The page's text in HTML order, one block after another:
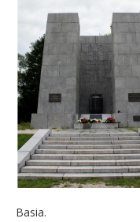
Basia.